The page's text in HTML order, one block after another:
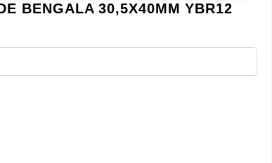
BENGALA 30,5X40MM YBR12